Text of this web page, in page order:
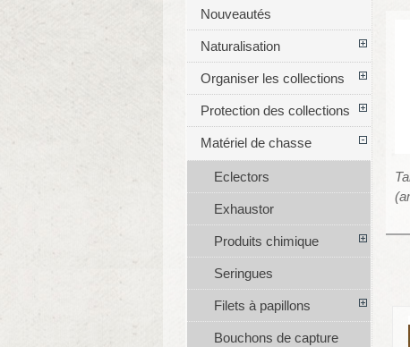
Nouveautés
Naturalisation
Organiser les collections
Protection des collections
Matériel de chasse
Eclectors
Exhaustor
Produits chimique
Seringues
Filets à papillons
Bouchons de capture